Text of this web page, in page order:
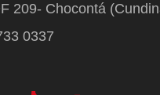
209- Chocontá
0337